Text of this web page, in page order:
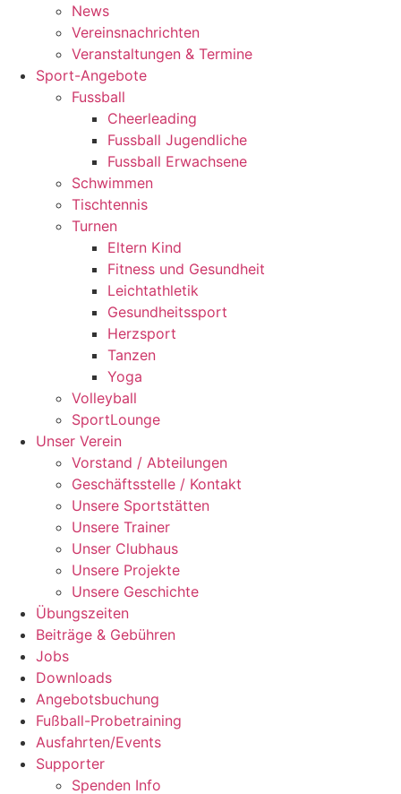
News
Vereinsnachrichten
Veranstaltungen & Termine
Sport-Angebote
Fussball
Cheerleading
Fussball Jugendliche
Fussball Erwachsene
Schwimmen
Tischtennis
Turnen
Eltern Kind
Fitness und Gesundheit
Leichtathletik
Gesundheitssport
Herzsport
Tanzen
Yoga
Volleyball
SportLounge
Unser Verein
Vorstand / Abteilungen
Geschäftsstelle / Kontakt
Unsere Sportstätten
Unsere Trainer
Unser Clubhaus
Unsere Projekte
Unsere Geschichte
Übungszeiten
Beiträge & Gebühren
Jobs
Downloads
Angebotsbuchung
Fußball-Probetraining
Ausfahrten/Events
Supporter
Spenden Info